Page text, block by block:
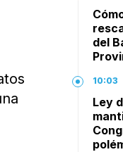
del
10:03
Ley